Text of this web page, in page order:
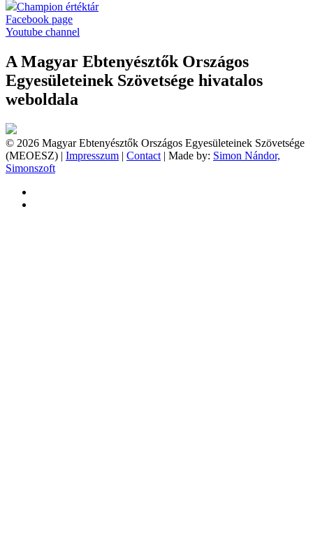
Champion értéktár
Facebook page
Youtube channel
A Magyar Ebtenyésztők Országos
Egyesületeinek Szövetsége hivatalos
weboldala
© 2026 Magyar Ebtenyésztők Országos Egyesületeinek Szövetsége
(MEOESZ) | Impresszum | Contact | Made by: Simon Nándor,
Simonszoft